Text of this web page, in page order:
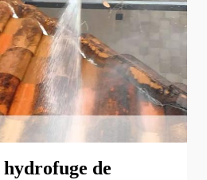
de